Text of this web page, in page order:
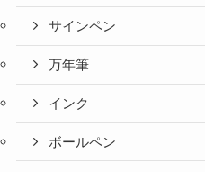
サインペン
万年筆
インク
ボールペン